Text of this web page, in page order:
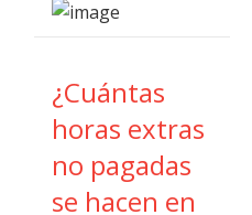
¿Cuántas
horas extras
no pagadas
se hacen en